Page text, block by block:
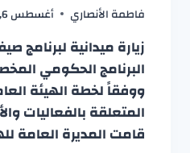
فاطمة الأنصاري أغسطس 6, 2026
زيارة ميدانية
البرنامج الحكومي
ووفقاً لخطة الهيئة
المتعلقة بالفعاليات
قامت المديرة العامة